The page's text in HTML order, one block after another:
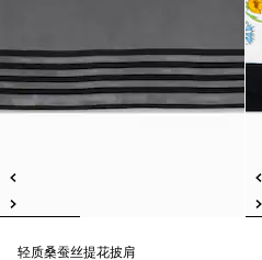
轻质桑蚕丝提花披肩